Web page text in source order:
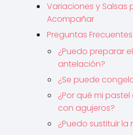
Variaciones y Salsas
Acompañar
Preguntas Frecuentes
¿Puedo preparar
antelación?
¿Se puede
¿Por qué mi
con agujeros?
¿Puedo sustituir la